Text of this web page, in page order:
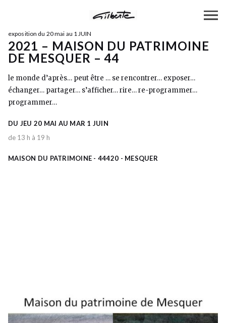
exposition du 20 mai au 1 JUIN
2021 – MAISON DU PATRIMOINE
DE MESQUER – 44
le monde d’après… peut être … se rencontrer… exposer…
échanger… partager… s’afficher… rire… re-programmer…
programmer…
DU JEU 20 MAI AU MAR 1 JUIN
de 13 h à 19 h
MAISON DU PATRIMOINE - 44420 - MESQUER